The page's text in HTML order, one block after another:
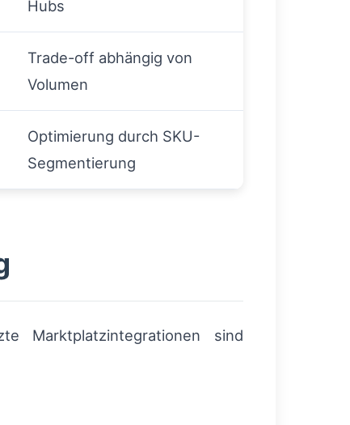
Hubs
Trade-off abhängig von
Volumen
Optimierung durch SKU-
Segmentierung
Marktplatzintegrationen sind